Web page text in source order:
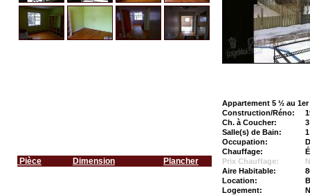
Pièce Dimension Plancher
Appartement 5 ½ au 1er
Construction/Réno:
Ch. à Coucher:
3
Salle(s) de Bain:
1
Occupation:
Chauffage:
Prix Chauffage:
Aire Habitable:
Location:
Logement: